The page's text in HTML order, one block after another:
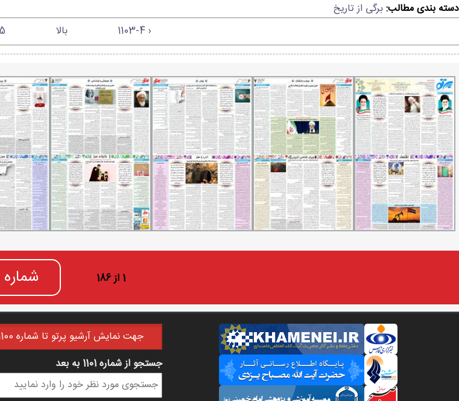
دسته بندی مطالب:برگی از تاریخ
‹ 1103-4
بالا
1 از 186
جهت نمايش آرشيو پرتو تا شماره 1100 اينجا را كليك كنيد
فرم جستجو
جستجو از شماره 1101 به بعد